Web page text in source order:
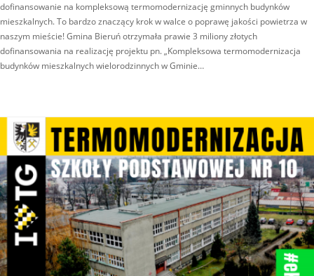
dofinansowanie na kompleksową termomodernizację gminnych budynków
mieszkalnych. To bardzo znaczący krok w walce o poprawę jakości powietrza w
naszym mieście! Gmina Bieruń otrzymała prawie 3 miliony złotych
dofinansowania na realizację projektu pn. „Kompleksowa termomodernizacja
budynków mieszkalnych wielorodzinnych w Gminie…